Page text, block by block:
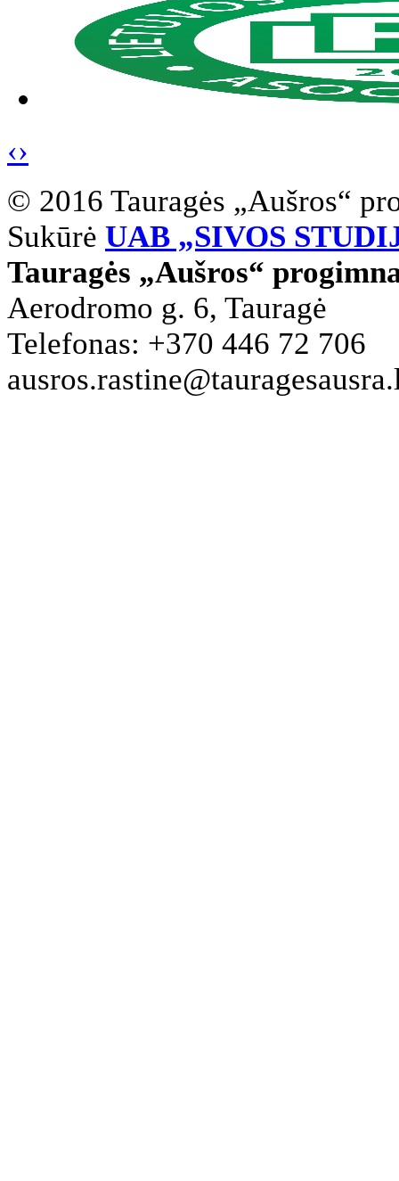
‹›
© 2016 Tauragės „Aušros“
Sukūrė UAB „SIVOS
Tauragės „Aušros“
Aerodromo g. 6, Tauragė
Telefonas: +370 446 72 706